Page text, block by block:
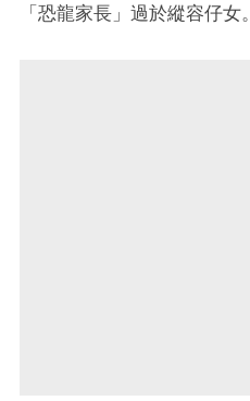
「恐龍家長」過於縱容仔女。